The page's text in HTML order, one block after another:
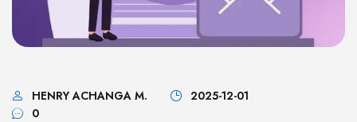
HENRY ACHANGA M.
2025-12-01
0